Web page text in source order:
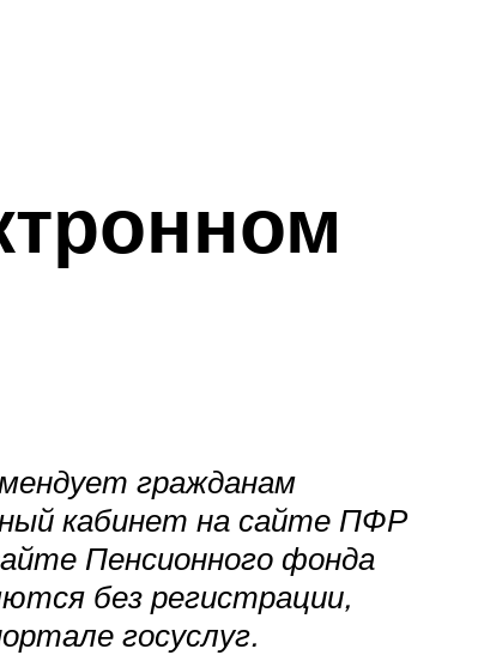
гражданам
кабинет на сайте ПФР
Пенсионного фонда
без регистрации,
госуслуг.